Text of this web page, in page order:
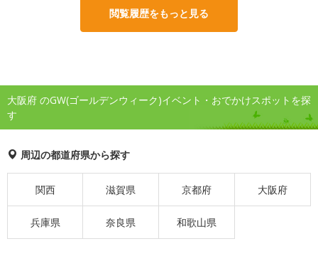
閲覧履歴をもっと見る
大阪府 のGW(ゴールデンウィーク)イベント・おでかけスポットを探
す
周辺の都道府県から探す
関西 滋賀県 京都府 大阪府
兵庫県 奈良県 和歌山県